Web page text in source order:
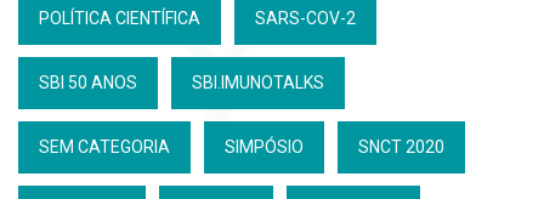
POLÍTICA CIENTÍFICA SARS-COV-2
SBI 50 ANOS SBI.IMUNOTALKS
SEM CATEGORIA SIMPÓSIO SNCT 2020